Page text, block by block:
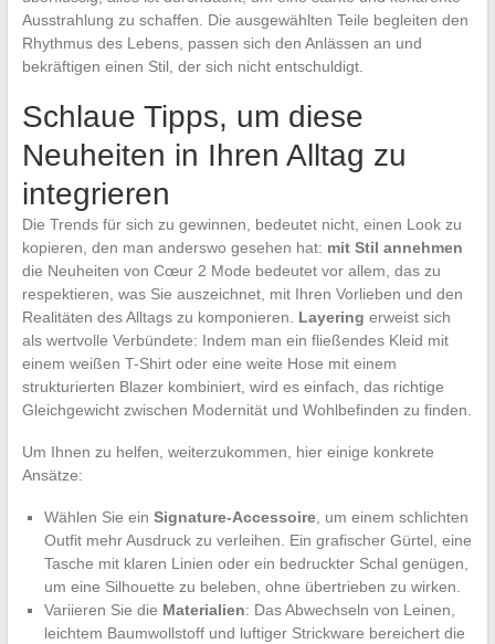
Ausstrahlung zu schaffen. Die ausgewählten Teile begleiten den
Rhythmus des Lebens, passen sich den Anlässen an und
bekräftigen einen Stil, der sich nicht entschuldigt.
Schlaue Tipps, um diese
Neuheiten in Ihren Alltag zu
integrieren
Die Trends für sich zu gewinnen, bedeutet nicht, einen Look zu
kopieren, den man anderswo gesehen hat: mit Stil annehmen
die Neuheiten von Cœur 2 Mode bedeutet vor allem, das zu
respektieren, was Sie auszeichnet, mit Ihren Vorlieben und den
Realitäten des Alltags zu komponieren. Layering erweist sich
als wertvolle Verbündete: Indem man ein fließendes Kleid mit
einem weißen T-Shirt oder eine weite Hose mit einem
strukturierten Blazer kombiniert, wird es einfach, das richtige
Gleichgewicht zwischen Modernität und Wohlbefinden zu finden.
Um Ihnen zu helfen, weiterzukommen, hier einige konkrete
Ansätze:
Wählen Sie ein Signature-Accessoire, um einem schlichten
Outfit mehr Ausdruck zu verleihen. Ein grafischer Gürtel, eine
Tasche mit klaren Linien oder ein bedruckter Schal genügen,
um eine Silhouette zu beleben, ohne übertrieben zu wirken.
Variieren Sie die Materialien: Das Abwechseln von Leinen,
leichtem Baumwollstoff und luftiger Strickware bereichert die